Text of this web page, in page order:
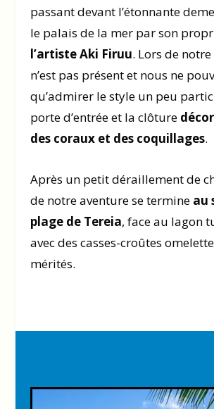
passant devant l’étonnante
le palais de la mer par son
l’artiste Aki Firuu. Lors de
n’est pas présent et nous ne
qu’admirer le style un peu
porte d’entrée et la clôture
des coraux et des coquillages.
Après un petit déraillement de
de notre aventure se termine au
plage de Tereia, face au lagon
avec des casses-croûtes
mérités.